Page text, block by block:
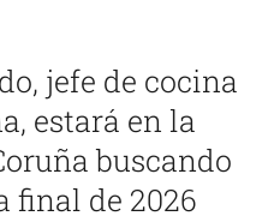
jefe de cocina
estará en la
buscando
final de 2026